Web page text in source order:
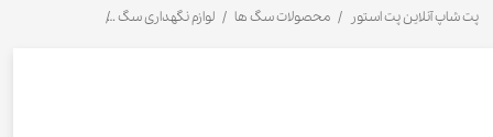
خروج از حساب کاربری
پت شاپ آنلاین پت استور محصولات سگ ها لوازم نگهداری سگ